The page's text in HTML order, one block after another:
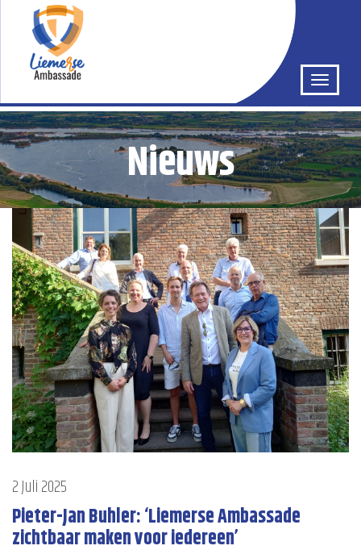
Nieuws
2 Juli 2025
Pieter-Jan Buhler: ‘Liemerse Ambassade
zichtbaar maken voor iedereen’